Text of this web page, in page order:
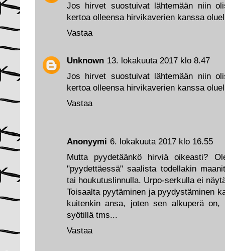
Anonyymi 6. lokakuuta 2017 klo 16.55
Mutta pyydetäänkö hirviä oikeasti?
"pyydettäessä" saalista todellakin
tai houkutuslinnulla. Urpo-serkulla ei
Toisaalta pyytäminen ja pyydystäminen
kuitenkin ansa, joten sen alkuperä on,
syötillä tms...
Vastaa
Unknown 13. lokakuuta 2017 klo 8.47
Jos hirvet suostuivat lähtemään niin
kertoa olleensa hirvikaverien kanssa
Vastaa
Jos hirvet suostuivat lähtemään niin
kertoa olleensa hirvikaverien kanssa
Vastaa